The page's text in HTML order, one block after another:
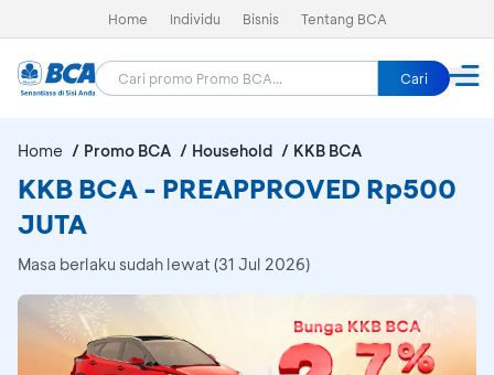
Home Individu Bisnis Tentang BCA
Cari
Home Promo BCA Household KKB BCA
KKB BCA - PREAPPROVED Rp500
JUTA
Masa berlaku sudah lewat (31 Jul 2026)